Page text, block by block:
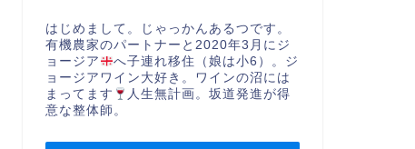
はじめまして。じゃっかんあるつです。
有機農家のパートナーと2020年3月にジ
ョージア
へ子連れ移住（娘は小6）。ジ
ョージアワイン大好き。ワインの沼には
まってます
人生無計画。坂道発進が得
意な整体師。